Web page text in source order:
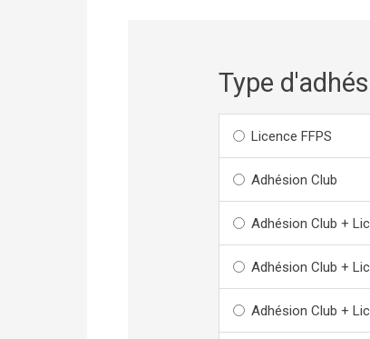
Type
Licence FFPS
Adhésion Club
Adhésion Club +
Adhésion Club +
Adhésion Club +